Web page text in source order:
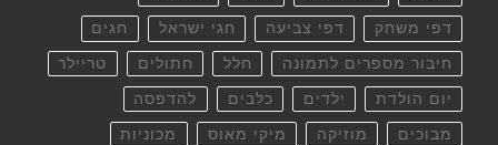
דפי משחק דפי צביעה חגי ישראל חגים
חיבור מספרים לתמונה חלל חתולים טריילר
יום הולדת ילדים כלבים להדפסה
מבוכים מוזיקה מיקי מאוס מכוניות